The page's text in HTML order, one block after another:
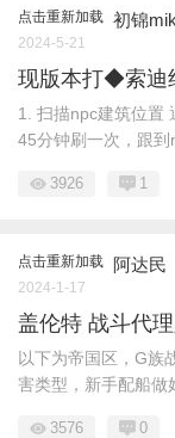
点击重新加载 初锦
2024-5-21
现版本打◆索迪
1. 扫描npc建筑位置
45分钟刷一次，跟到
3926 1
点击重新加载 阿达民
2024-1-17
盖伦特 战斗代
以下为帝国区，G族
害类型，新手配船做
3576 0